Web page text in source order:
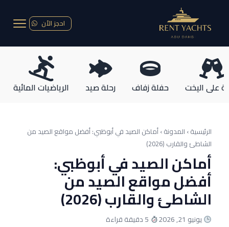
احجز الأن
على اليخت حفلة زفاف رحلة صيد الرياضيات المائية
الرئيسية › المدونة ›أماكن الصيد في أبوظبي: أفضل مواقع الصيد من
الشاطئ والقارب (2026)
أماكن الصيد في أبوظبي:
أفضل مواقع الصيد من
الشاطئ والقارب (2026)
يونيو 21, 2026